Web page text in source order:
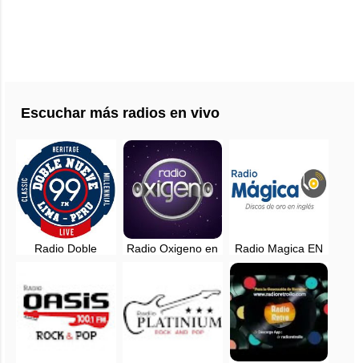
Escuchar más radios en vivo
Radio Doble
Radio Oxigeno en
Radio Magica EN
VIVO - 88.3 FM -
Lima, Perú